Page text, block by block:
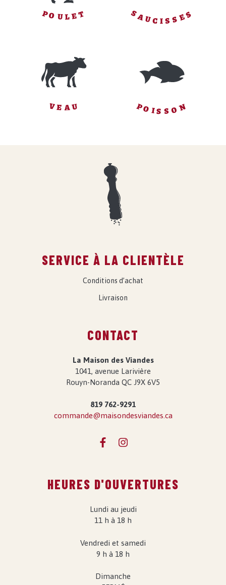
POULET SAUCISSES
VE AU POIS SON
SERVICE À LA CLIENTÈLE
Conditions d’achat
Livraison
CONTACT
La Maison des Viandes
1041, avenue Larivière
Rouyn-Noranda QC J9X 6V5
819 762-9291
commande@maisondesviandes.ca
HEURES D'OUVERTURES
Lundi au jeudi
11 h à 18 h
Vendredi et samedi
9 h à 18 h
Dimanche